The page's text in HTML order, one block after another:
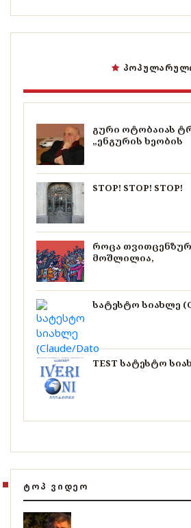
გური ოტობაიას
„ენგურის ხეობის
STOP! STOP! STOP!
როცა
მოშლილია,
სატესტო სიახლე
TEST სატესტო
ᲢᲝᲞ ᲕᲘᲓᲔᲝ